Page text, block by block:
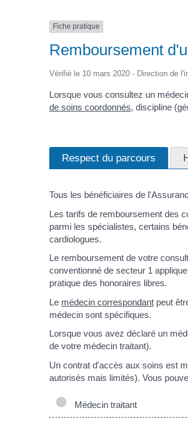
Fiche pratique
Remboursement
Vérifié le 10 mars 2020 - Direction de
Lorsque vous consultez un
de soins coordonnés, discipline
Respect du parcours
Tous les bénéficiaires de
Les tarifs de remboursement des
parmi les spécialistes, certains
cardiologues.
Le remboursement de votre
conventionné de secteur 1
pratique des honoraires libres.
Le médecin correspondant peut
médecin sont spécifiques.
Lorsque vous avez déclaré un
de votre médecin traitant).
Un contrat d'accès aux soins est
autorisés mais limités). Vous
Médecin traitant